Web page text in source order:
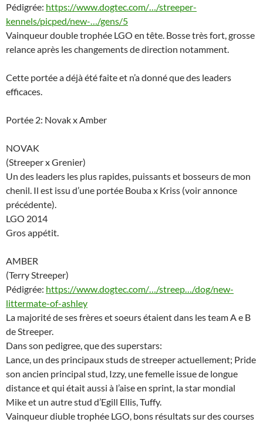
Pédigrée: https://www.dogtec.com/…/streeper-
kennels/picped/new-…/gens/5
Vainqueur double trophée LGO en tête. Bosse très fort, grosse
relance après les changements de direction notamment.
Cette portée a déjà été faite et n’a donné que des leaders
efficaces.
Portée 2: Novak x Amber
NOVAK
(Streeper x Grenier)
Un des leaders les plus rapides, puissants et bosseurs de mon
chenil. Il est issu d’une portée Bouba x Kriss (voir annonce
précédente).
LGO 2014
Gros appétit.
AMBER
(Terry Streeper)
Pédigrée: https://www.dogtec.com/…/streep…/dog/new-
littermate-of-ashley
La majorité de ses frères et soeurs étaient dans les team A e B
de Streeper.
Dans son pedigree, que des superstars:
Lance, un des principaux studs de streeper actuellement; Pride
son ancien principal stud, Izzy, une femelle issue de longue
distance et qui était aussi à l’aise en sprint, la star mondial
Mike et un autre stud d’Egill Ellis, Tuffy.
Vainqueur diuble trophée LGO, bons résultats sur des courses